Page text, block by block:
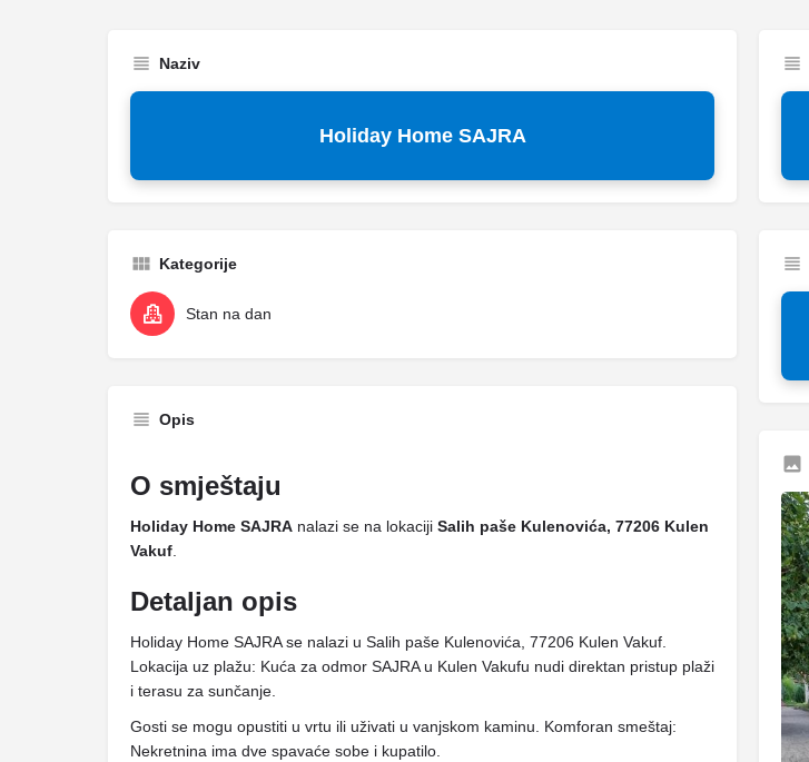
Naziv
Holiday Home SAJRA
Kategorije
Stan na dan
Opis
O smještaju
Holiday Home SAJRA nalazi se na lokaciji Salih paše Kulenovića, 77206 Kulen
Vakuf
Detaljan opis
Holiday Home SAJRA se nalazi u Salih paše Kulenovića, 77206 Kulen Vakuf.
Lokacija uz plažu: Kuća za odmor SAJRA u Kulen Vakufu nudi direktan pristup plaži
i terasu za sunčanje.
Gosti se mogu opustiti u vrtu ili uživati ​​u vanjskom kaminu. Komforan smeštaj:
Nekretnina ima dve spavaće sobe i kupatilo.